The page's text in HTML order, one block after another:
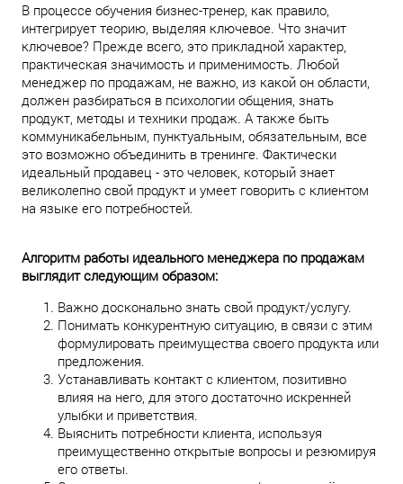
В процессе обучения бизнес-тренер, как правило,
интегрирует теорию, выделяя ключевое. Что значит
ключевое? Прежде всего, это прикладной характер,
практическая значимость и применимость. Любой
менеджер по продажам, не важно, из какой он области,
должен разбираться в психологии общения, знать
продукт, методы и техники продаж. А также быть
коммуникабельным, пунктуальным, обязательным, все
это возможно объединить в тренинге. Фактически
идеальный продавец - это человек, который знает
великолепно свой продукт и умеет говорить с клиентом
на языке его потребностей.
Алгоритм работы идеального менеджера по продажам
выглядит следующим образом:
Важно досконально знать свой продукт/услугу.
Понимать конкурентную ситуацию, в связи с этим
формулировать преимущества своего продукта или
предложения.
Устанавливать контакт с клиентом, позитивно
влияя на него, для этого достаточно искренней
улыбки и приветствия.
Выяснить потребности клиента, используя
преимущественно открытые вопросы и резюмируя
его ответы.